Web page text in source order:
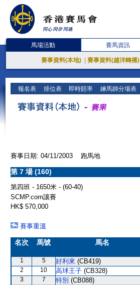
馬場活動 賽馬資訊
賽事資料(本地) 賽事資料(越洋轉播)
報名表 排位表 即時賠率 練馬師分場表
賽事日期: 04/11/2003 跑馬地
第 7 場 (160)
第四班 - 1650米 - (60-40)
SCMP.com讓賽
HK$ 570,000
賽事重溫
名次 馬號 馬名
1 5 好利來 (CB419)
2 10 高球王子 (CB328)
3 7 特別 (CB088)